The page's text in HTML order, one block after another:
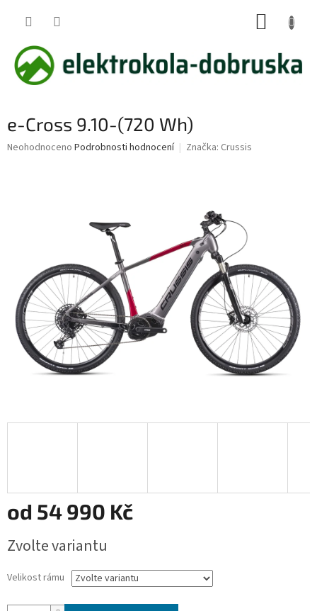
e-Cross 9.10-(720 Wh)
Průměrné
Neohodnoceno Podrobnosti hodnocení Značka: Crussis
od 54 990 Kč
cena:
Zvolte variantu
Velikost rámu